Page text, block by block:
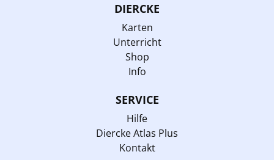
DIERCKE
Karten
Unterricht
Shop
Info
SERVICE
Hilfe
Diercke Atlas Plus
Kontakt